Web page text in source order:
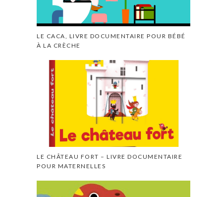
LE CACA, LIVRE DOCUMENTAIRE POUR BÉBÉ
À LA CRÈCHE
LE CHÂTEAU FORT – LIVRE DOCUMENTAIRE
POUR MATERNELLES